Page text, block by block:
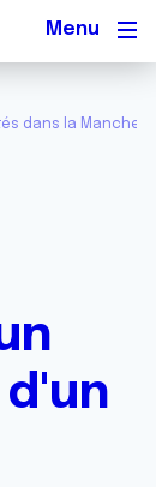
dans la Manche